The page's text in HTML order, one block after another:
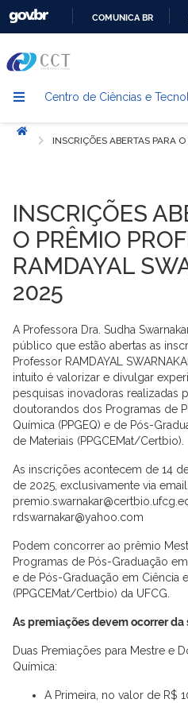
COMUNICA BR
Centro de Ciências e
Início
INSCRIÇÕES ABERTAS PARA
INSCRIÇÕES
O PRÊMIO
RAMDAYAL
2025
A Professora Dra. Sudha
público que estão abertas as
Professor RAMDAYAL
intuito é valorizar e divulgar
pesquisas inovadoras realizadas
doutorandos dos Programas de
Química (PPGEQ) e de Pós-
de Materiais (PPGCEMat/Certbio).
As inscrições acontecem de 14
de 2025, exclusivamente via
rdswarnakar@yahoo.com
Podem concorrer ao prêmio
Programas de Pós-Graduação
e de Pós-Graduação em Ciência
(PPGCEMat/Certbio) da UFCG.
As premiações devem ocorrer
Duas Premiações para Mestre e
Química:
A Primeira, no valor de R$